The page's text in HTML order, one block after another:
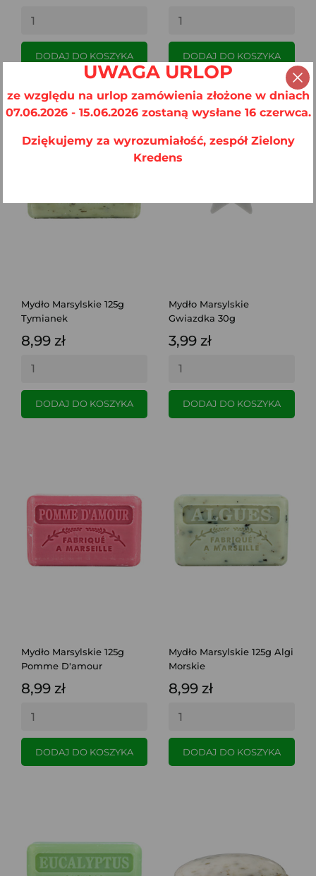
DODAJ DO KOSZYKA DODAJ DO KOSZYKA
Mydło Marsylskie 125g
Tymianek
8,99 zł
DODAJ DO KOSZYKA
Mydło Marsylskie
Gwiazdka 30g
3,99 zł
DODAJ DO KOSZYKA
Mydło Marsylskie 125g
Pomme D'amour
8,99 zł
DODAJ DO KOSZYKA
Mydło Marsylskie 125g Algi
Morskie
8,99 zł
DODAJ DO KOSZYKA
UWAGA URLOP
ze względu na urlop zamówienia złożone w dniach
07.06.2026 - 15.06.2026 zostaną wysłane 16 czerwca.
Dziękujemy za wyrozumiałość, zespół Zielony
Kredens